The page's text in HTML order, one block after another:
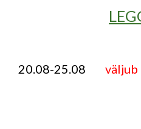
20.08-25.08